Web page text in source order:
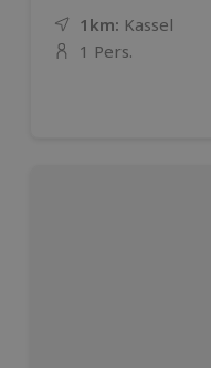
1km: Entfernung
Standort
Kassel
Anzahl der
1 Pers.